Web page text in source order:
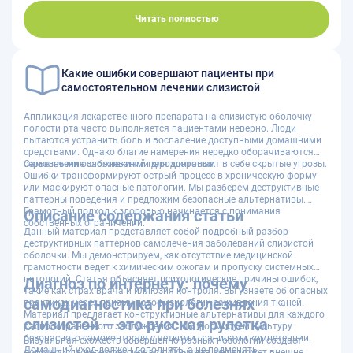
здоровьем, так как своевременная помощь предотвращает
хронизацию процесса; чтобызаписаться на прием
(8352) 45-44-34
восстановления качества жизни, ведь ваша улыбка заслуживает
профессиональной заботы и внимания. Мы возвращаем радость
уверенной улыбки!
Читать полностью
Какие ошибки совершают пациенты при
самостоятельном лечении слизистой
Аппликация лекарственного препарата на слизистую оболочку
полости рта часто выполняется пациентами неверно. Люди
пытаются устранить боль и воспаление доступными домашними
средствами. Однако благие намерения нередко оборачиваются
серьезными осложнениями для здоровья.
Самолечение заболеваний пародонта таит в себе скрытые угрозы.
Ошибки трансформируют острый процесс в хроническую форму
или маскируют опасные патологии. Мы разберем деструктивные
паттерны поведения и предложим безопасные альтернативы.
Грамотный подход к здоровью начинается с понимания
собственных ограничений.
Описание содержания статьи
Данный материал представляет собой подробный разбор
деструктивных паттернов самолечения заболеваний слизистой
оболочки. Мы демонстрируем, как отсутствие медицинской
грамотности ведет к химическим ожогам и пропуску системных
патологий. Статья объясняет психологические причины ошибок,
такие как страх врача и иллюзия контроля. Вы узнаете об опасных
практиках через призму патофизиологии заживления тканей.
Материал предлагает конструктивные альтернативы для каждого
распространенного заблуждения. Мы формируем культуру
безопасного самоконтроля с четкими границами компетенции.
Домашний уход должен дополнять, а не подменять
Диагноз по интернету: почему
самодиагностика при болезнях
слизистой — это русская рулетка
Визуальная схожесть совершенно разных нозологий создает